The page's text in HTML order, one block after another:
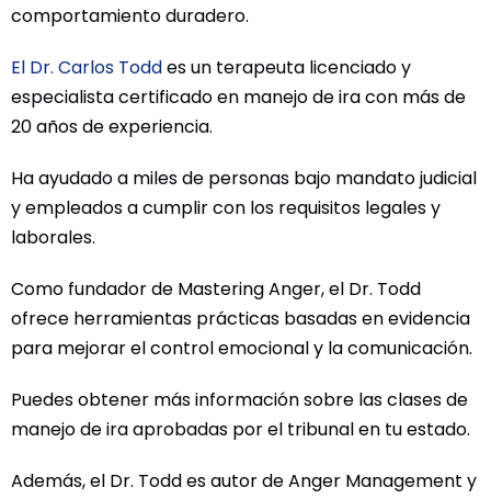
comportamiento duradero.
El Dr. Carlos Toddes un terapeuta licenciado y
especialista certificado en manejo de ira con más de
20 años de experiencia.
Ha ayudado a miles de personas bajo mandato judicial
y empleados a cumplir con los requisitos legales y
laborales.
Como fundador de Mastering Anger, el Dr. Todd
ofrece herramientas prácticas basadas en evidencia
para mejorar el control emocional y la comunicación.
Puedes obtener más información sobre las clases de
manejo de ira aprobadas por el tribunal en tu estado.
Además, el Dr. Todd es autor de Anger Management y